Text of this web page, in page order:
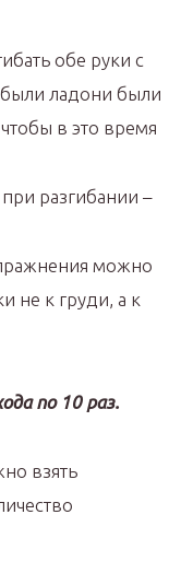
обе руки с
ладони были
в это время
разгибании –
можно
не к груди, а к
по 10 раз.
взять